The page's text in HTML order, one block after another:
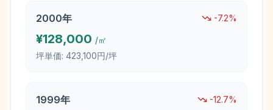
2000年 -7.2%
¥128,000 /㎡
坪単価: 423,100円/坪
1999年 -12.7%